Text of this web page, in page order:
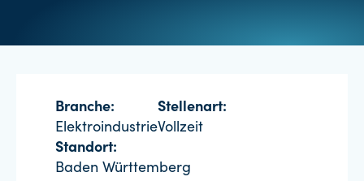
Branche:
Elektroindustrie
Stellenart:
Vollzeit
Standort:
Baden Württemberg